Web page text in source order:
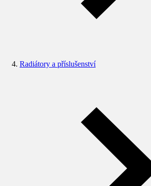
Radiátory a příslušenství